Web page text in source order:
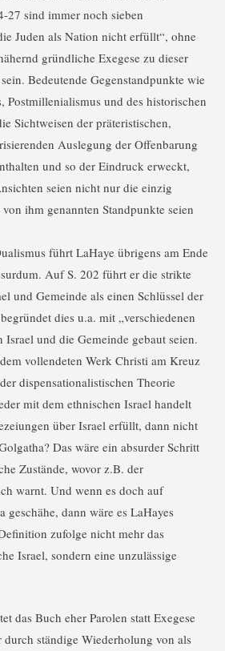
27 sind immer noch sieben
Juden als Nation nicht erfüllt“, ohne
gründliche Exegese zu dieser
Bedeutende Gegenstandpunkte wie
Postmillenialismus und des historischen
Sichtweisen der präteristischen,
Auslegung der Offenbarung
und so der Eindruck erweckt,
seien nicht nur die einzig
ihm genannten Standpunkte seien
führt LaHaye übrigens am Ende
Auf S. 202 führt er die strikte
und Gemeinde als einen Schlüssel der
dies u.a. mit „verschiedenen
Israel und die Gemeinde gebaut seien.
vollendeten Werk Christi am Kreuz
dispensationalistischen Theorie
mit dem ethnischen Israel handelt
über Israel erfüllt, dann nicht
Das wäre ein absurder Schritt
Zustände, wovor z.B. der
warnt. Und wenn es doch auf
geschähe, dann wäre es LaHayes
zufolge nicht mehr das
Israel, sondern eine unzulässige
das Buch eher Parolen statt Exegese
durch ständige Wiederholung von als